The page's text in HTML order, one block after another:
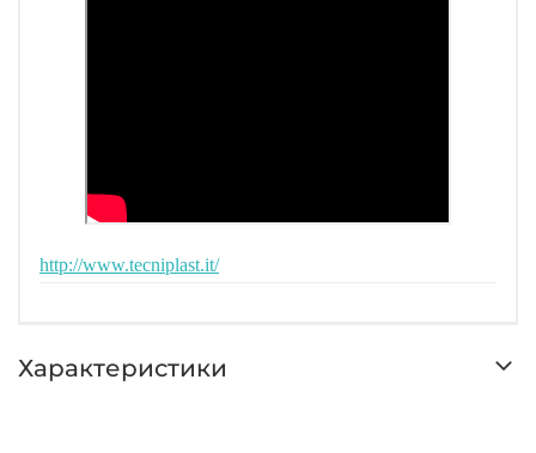
http://www.tecniplast.it/
Характеристики